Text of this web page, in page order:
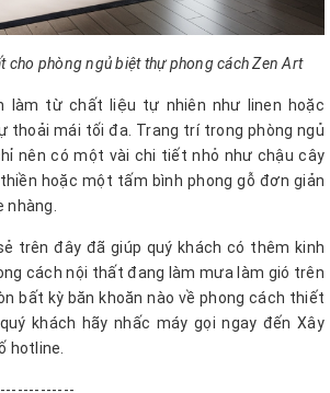
cho phòng ngủ biệt thự phong cách Zen Art
làm từ chất liệu tự nhiên như linen hoặc
thoải mái tối đa. Trang trí trong phòng ngủ
nên có một vài chi tiết nhỏ như chậu cây
hoặc một tấm bình phong gỗ đơn giản
trên đây đã giúp quý khách có thêm kinh
cách nội thất đang làm mưa làm gió trên
bất kỳ băn khoăn nào về phong cách thiết
khách hãy nhấc máy gọi ngay đến Xây
hotline.